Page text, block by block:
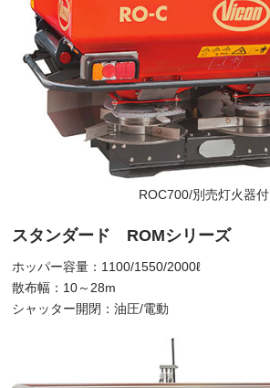
ROC700/別売灯火器付
スタンダード ROMシリーズ
ホッパー容量：1100/1550/2000ℓ
散布幅：10～28m
シャッター開閉：油圧/電動